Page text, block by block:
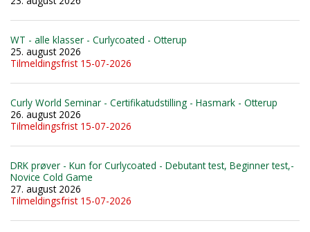
WT - alle klasser - Curlycoated - Otterup
25. august 2026
Tilmeldingsfrist 15-07-2026
Curly World Seminar - Certifikatudstilling - Hasmark - Otterup
26. august 2026
Tilmeldingsfrist 15-07-2026
DRK prøver - Kun for Curlycoated - Debutant test, Beginner test,-
Novice Cold Game
27. august 2026
Tilmeldingsfrist 15-07-2026